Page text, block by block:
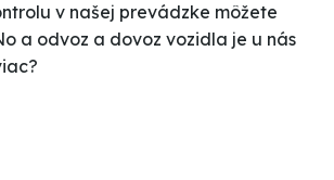
v našej prevádzke môžete
a odvoz a dovoz vozidla je u nás